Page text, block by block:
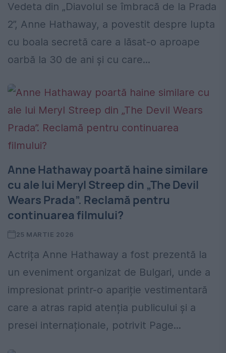
Vedeta din „Diavolul se îmbracă de la Prada
2”, Anne Hathaway, a povestit despre lupta
cu boala secretă care a lăsat-o aproape
oarbă la 30 de ani și cu care...
Anne Hathaway poartă haine similare
cu ale lui Meryl Streep din „The Devil
Wears Prada”. Reclamă pentru
continuarea filmului?
25 MARTIE 2026
Actrița Anne Hathaway a fost prezentă la
un eveniment organizat de Bulgari, unde a
impresionat printr-o apariție vestimentară
care a atras rapid atenția publicului și a
presei internaționale, potrivit Page...